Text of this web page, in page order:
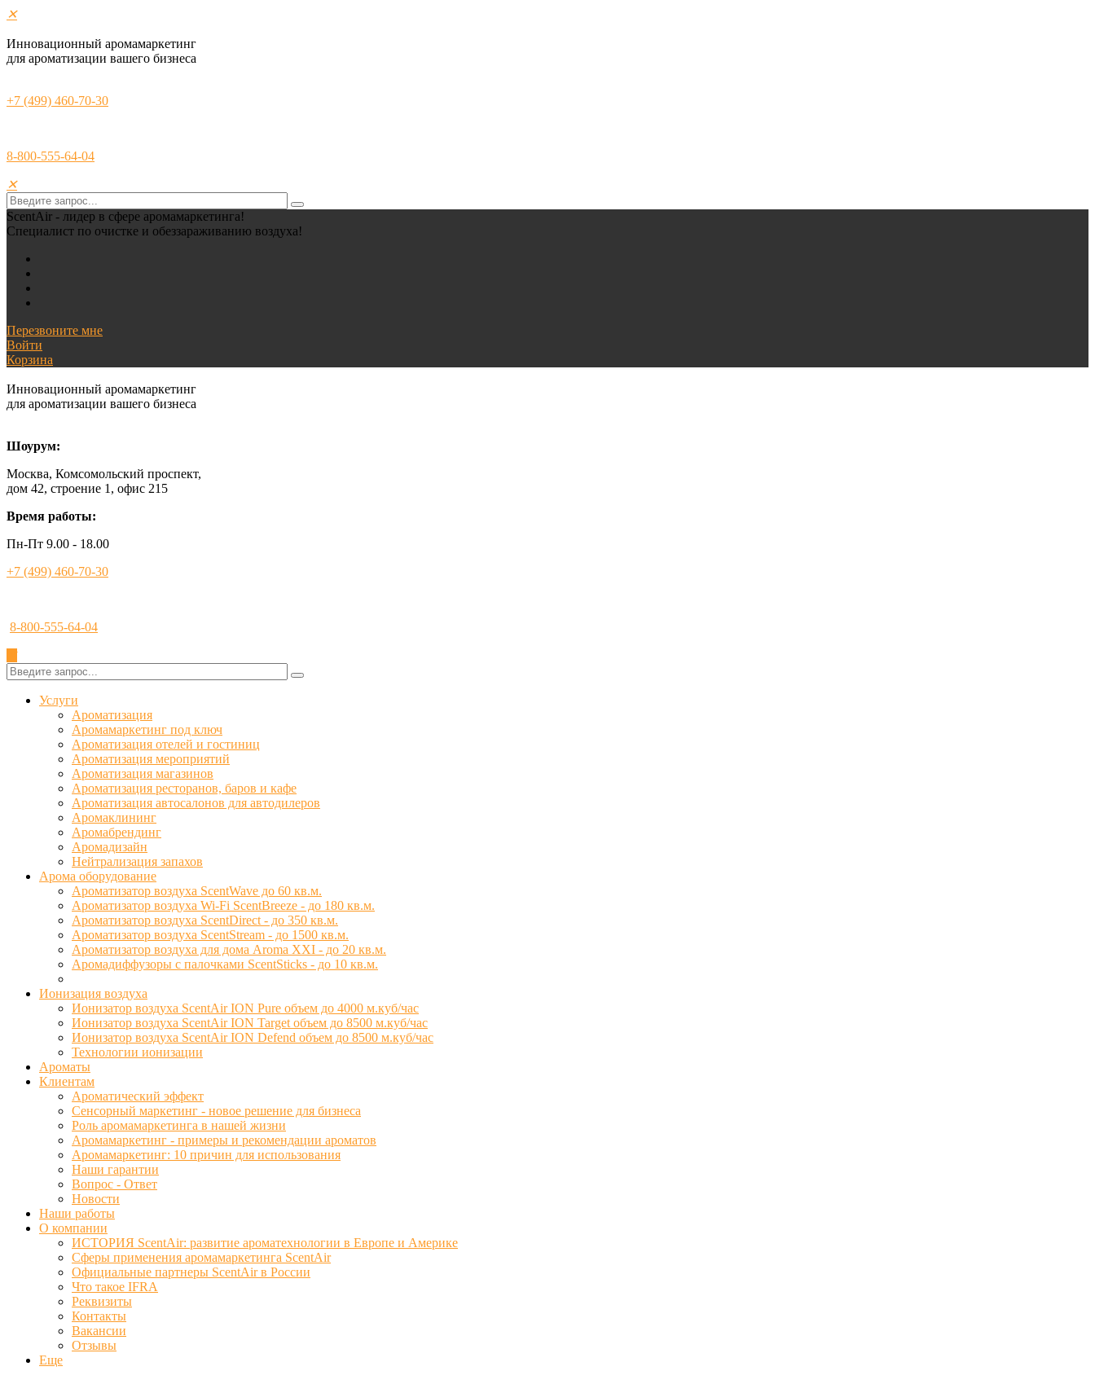
✕
Инновационный аромамаркетинг
для ароматизации вашего бизнеса
+7 (499) 460-70-30
8-800-555-64-04
✕
ScentAir - лидер в сфере аромамаркетинга!
Специалист по очистке и обеззараживанию воздуха!
Перезвоните мне
Войти
Корзина
Инновационный аромамаркетинг
для ароматизации вашего бизнеса
Шоурум:
Москва, Комсомольский проспект,
дом 42, строение 1, офис 215
Время работы:
Пн-Пт 9.00 - 18.00
+7 (499) 460-70-30
8-800-555-64-04
Услуги
Ароматизация
Аромамаркетинг под ключ
Ароматизация отелей и гостиниц
Ароматизация мероприятий
Ароматизация магазинов
Ароматизация ресторанов, баров и кафе
Ароматизация автосалонов для автодилеров
Аромаклининг
Аромабрендинг
Аромадизайн
Нейтрализация запахов
Арома оборудование
Ароматизатор воздуха ScentWave до 60 кв.м.
Ароматизатор воздуха Wi-Fi ScentBreeze - до 180 кв.м.
Ароматизатор воздуха ScentDirect - до 350 кв.м.
Ароматизатор воздуха ScentStream - до 1500 кв.м.
Ароматизатор воздуха для дома Aroma XXI - до 20 кв.м.
Аромадиффузоры с палочками ScentSticks - до 10 кв.м.
Ионизация воздуха
Ионизатор воздуха ScentAir ION Pure объем до 4000 м.куб/час
Ионизатор воздуха ScentAir ION Target объем до 8500 м.куб/час
Ионизатор воздуха ScentAir ION Defend объем до 8500 м.куб/час
Технологии ионизации
Ароматы
Клиентам
Ароматический эффект
Сенсорный маркетинг - новое решение для бизнеса
Роль аромамаркетинга в нашей жизни
Аромамаркетинг - примеры и рекомендации ароматов
Аромамаркетинг: 10 причин для использования
Наши гарантии
Вопрос - Ответ
Новости
Наши работы
О компании
ИСТОРИЯ ScentAir: развитие ароматехнологии в Европе и Америке
Сферы применения аромамаркетинга ScentAir
Официальные партнеры ScentAir в России
Что такое IFRA
Реквизиты
Контакты
Вакансии
Отзывы
Еще